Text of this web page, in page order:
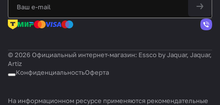
© 2026 Официальный интернет-магазин: Essco by Jaquar, Jaquar,
Artiz
КонфиденциальностьОферта
На информационном ресурсе применяются рекомендательные